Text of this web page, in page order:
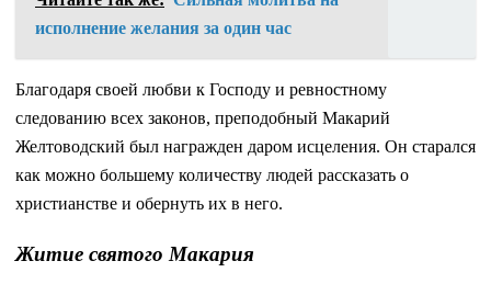
исполнение желания за один час
Благодаря своей любви к Господу и ревностному
следованию всех законов, преподобный Макарий
Желтоводский был награжден даром исцеления. Он старался
как можно большему количеству людей рассказать о
христианстве и обернуть их в него.
Житие святого Макария